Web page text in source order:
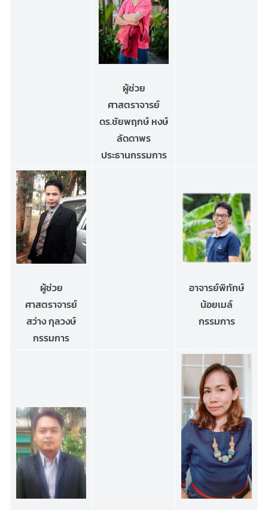
ผู้ช่วย
ศาสตราจารย์
ดร.ชัยพฤกษ์ หงษ์
ลัดดาพร
ประธานกรรมการ
ผู้ช่วย
ศาสตราจารย์
สว่าง กุลวงษ์
กรรมการ
อาจารย์พิทักษ์
น้อยเมล์
กรรมการ